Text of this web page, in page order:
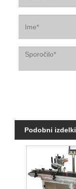
Podobni izdelki